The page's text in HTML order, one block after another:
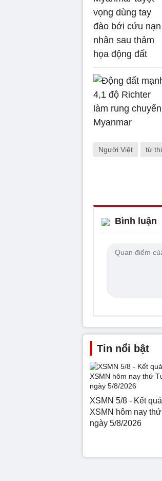
Người Việt từ
Bình luận
Tin nổi bật
XSMN 5/8 - Kết quả
XSMN hôm nay
ngày 5/8/2026